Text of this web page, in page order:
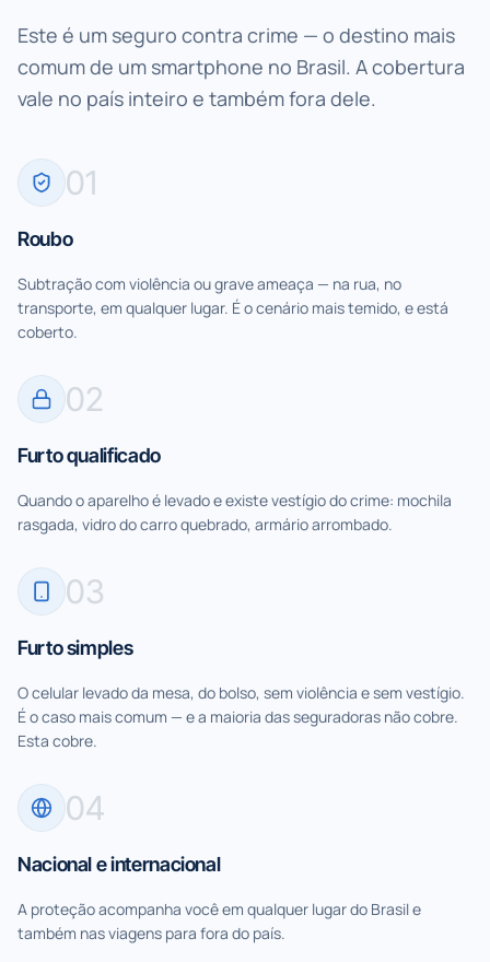
Este é um seguro contra crime — o destino mais
comum de um smartphone no Brasil. A cobertura
vale no país inteiro e também fora dele.
01
Roubo
Subtração com violência ou grave ameaça — na rua, no
transporte, em qualquer lugar. É o cenário mais temido, e está
coberto.
02
Furto qualificado
Quando o aparelho é levado e existe vestígio do crime: mochila
rasgada, vidro do carro quebrado, armário arrombado.
03
Furto simples
O celular levado da mesa, do bolso, sem violência e sem vestígio.
É o caso mais comum — e a maioria das seguradoras não cobre.
Esta cobre.
04
Nacional e internacional
A proteção acompanha você em qualquer lugar do Brasil e
também nas viagens para fora do país.